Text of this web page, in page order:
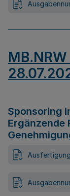
Sponsoring
Ergänzende